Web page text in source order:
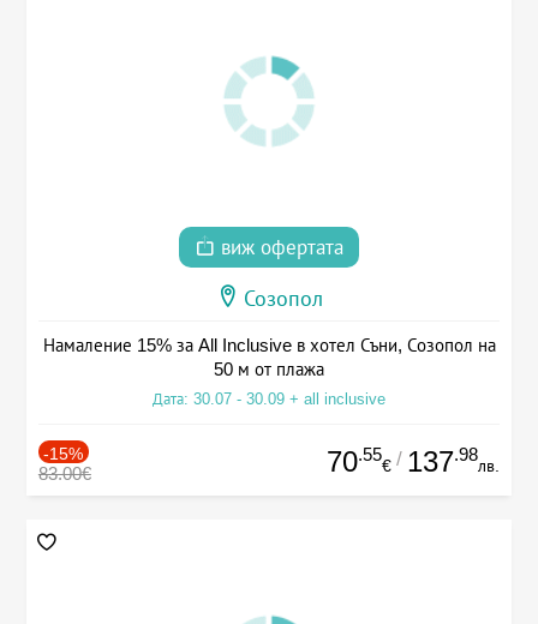
виж офертата
Созопол
Намаление 15% за All Inclusive в хотел Съни, Созопол на
50 м от плажа
Дата: 30.07 - 30.09 + all inclusive
-15%
83.00€ 70.55
€ / 137.98
лв.